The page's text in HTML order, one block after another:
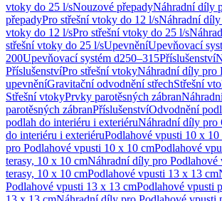
vtoky do 25 l/sNouzové přepadyNáhradní díly
přepadyPro střešní vtoky do 12 l/sNáhradní díly
vtoky do 12 l/sPro střešní vtoky do 25 l/s
střešní vtoky do 25 l/sUpevněníUpevňovací
200Upevňovací systém d250–315Příslušenství
PříslušenstvíPro střešní vtokyNáhradní díly pro
upevněníGravitační odvodnění střechStřešní
Střešní vtokyPrvky parotěsných zábran
parotěsných zábranPříslušenstvíOdvodnění
podlah do interiéru i exteriéruNáhradní díly pro
do interiéru i exteriéruPodlahové vpusti 10 x 10
pro Podlahové vpusti 10 x 10 cmPodlahové
terasy, 10 x 10 cmNáhradní díly pro Podlahové
terasy, 10 x 10 cmPodlahové vpusti 13 x 13 cm
Podlahové vpusti 13 x 13 cmPodlahové vpusti